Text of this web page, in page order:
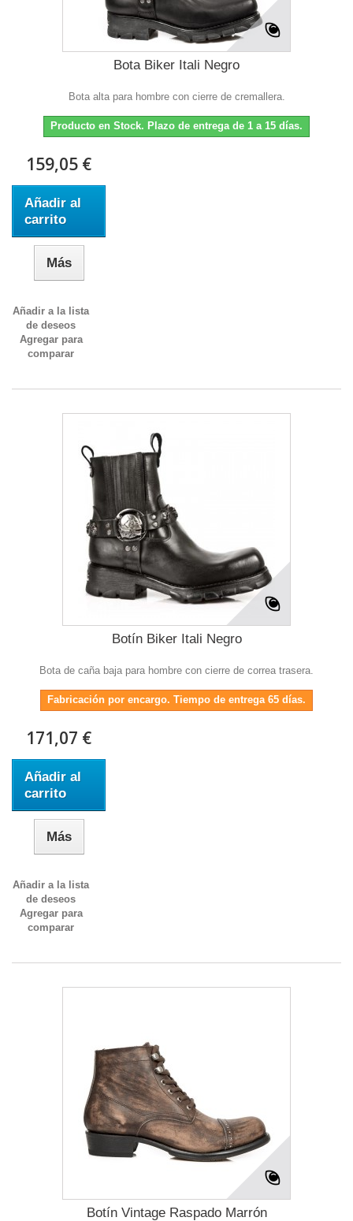
Bota Biker Itali Negro
Bota alta para hombre con cierre de cremallera.
Producto en Stock. Plazo de entrega de 1 a 15 días.
159,05 €
Añadir al
carrito
Más
Añadir a la lista
de deseos
Agregar para
comparar
Botín Biker Itali Negro
Bota de caña baja para hombre con cierre de correa trasera.
Fabricación por encargo. Tiempo de entrega 65 días.
171,07 €
Añadir al
carrito
Más
Añadir a la lista
de deseos
Agregar para
comparar
Botín Vintage Raspado Marrón